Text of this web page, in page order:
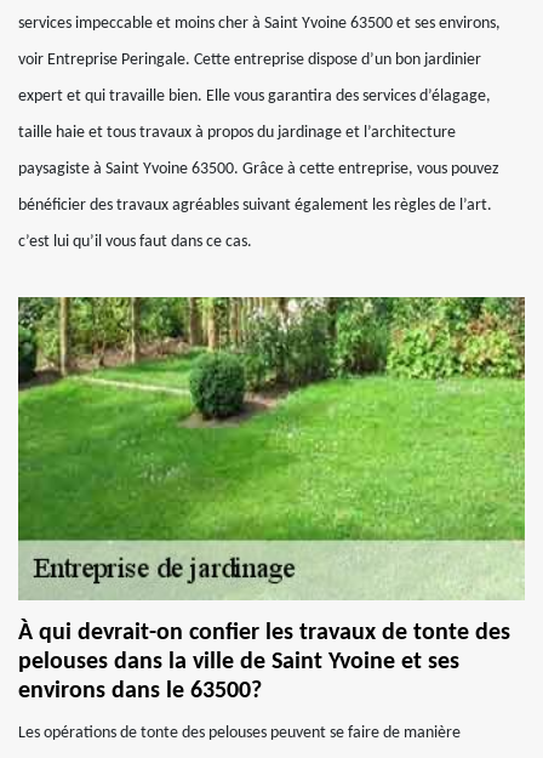
services impeccable et moins cher à Saint Yvoine 63500 et ses environs,
voir Entreprise Peringale. Cette entreprise dispose d’un bon jardinier
expert et qui travaille bien. Elle vous garantira des services d’élagage,
taille haie et tous travaux à propos du jardinage et l’architecture
paysagiste à Saint Yvoine 63500. Grâce à cette entreprise, vous pouvez
bénéficier des travaux agréables suivant également les règles de l’art.
c’est lui qu’il vous faut dans ce cas.
À qui devrait-on confier les travaux de tonte des
pelouses dans la ville de Saint Yvoine et ses
environs dans le 63500?
Les opérations de tonte des pelouses peuvent se faire de manière